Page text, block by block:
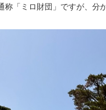
称「ミロ財団」ですが、分